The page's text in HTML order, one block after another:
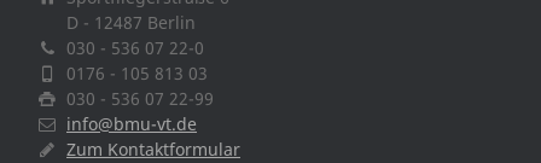
D - 12487 Berlin
030 - 536 07 22-0
0176 - 105 813 03
030 - 536 07 22-99
info@bmu-vt.de
Zum Kontaktformular